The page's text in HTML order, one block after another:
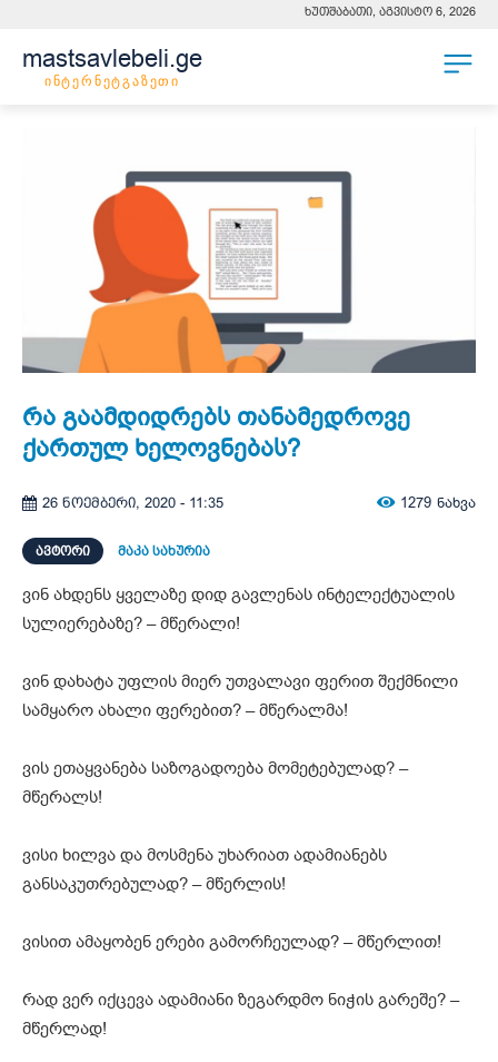
ხუთშაბათი, აგვისტო 6, 2026
mastsavlebeli.ge
ინტერნეტგაზეთი
რა გაამდიდრებს თანამედროვე
ქართულ ხელოვნებას?
26 ნოემბერი, 2020 - 11:35 1279 ნახვა
ᲐᲕᲢᲝᲠᲘ მაკა სახურია
ვინ ახდენს ყველაზე დიდ გავლენას ინტელექტუალის
სულიერებაზე? – მწერალი!
ვინ დახატა უფლის მიერ უთვალავი ფერით შექმნილი
სამყარო ახალი ფერებით? – მწერალმა!
ვის ეთაყვანება საზოგადოება მომეტებულად? –
მწერალს!
ვისი ხილვა და მოსმენა უხარიათ ადამიანებს
განსაკუთრებულად? – მწერლის!
ვისით ამაყობენ ერები გამორჩეულად? – მწერლით!
რად ვერ იქცევა ადამიანი ზეგარდმო ნიჭის გარეშე? –
მწერლად!